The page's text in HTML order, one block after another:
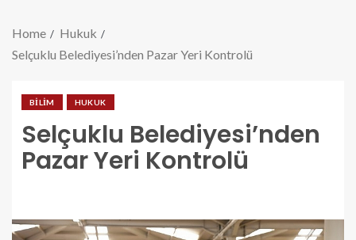
Home
Hukuk
Selçuklu Belediyesi’nden Pazar Yeri Kontrolü
BILIM HUKUK
Selçuklu Belediyesi’nden
Pazar Yeri Kontrolü